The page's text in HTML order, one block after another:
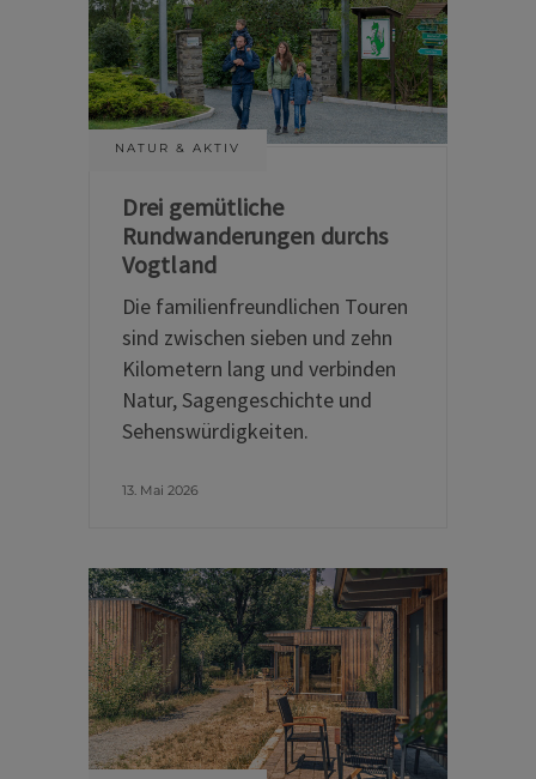
NATUR & AKTIV
Drei gemütliche
Rundwanderungen durchs
Vogtland
Die familienfreundlichen Touren
sind zwischen sieben und zehn
Kilometern lang und verbinden
Natur, Sagengeschichte und
Sehenswürdigkeiten.
13. Mai 2026